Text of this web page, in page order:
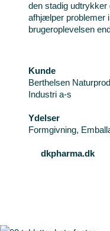
den stadig
afhjælper problemer
brugeroplevelsen
Kunde
Berthelsen
Industri a-s
Ydelser
Formgivning,
dkpharma.dk